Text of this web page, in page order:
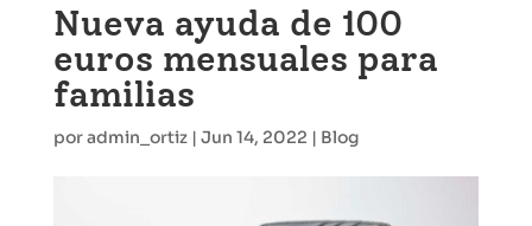
Nueva ayuda de 100
euros mensuales para
familias
poradmin_ortiz| Jun 14, 2022 | Blog